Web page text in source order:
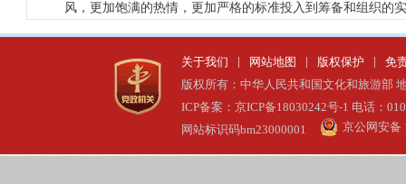
风，更加饱满的热情，更加严格的标准投入到筹备和组织的